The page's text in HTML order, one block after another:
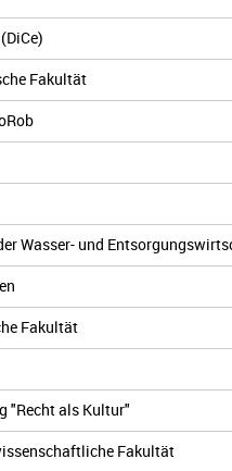
Fakultät
Wasser- und
Fakultät
"Recht als Kultur"
Fakultät